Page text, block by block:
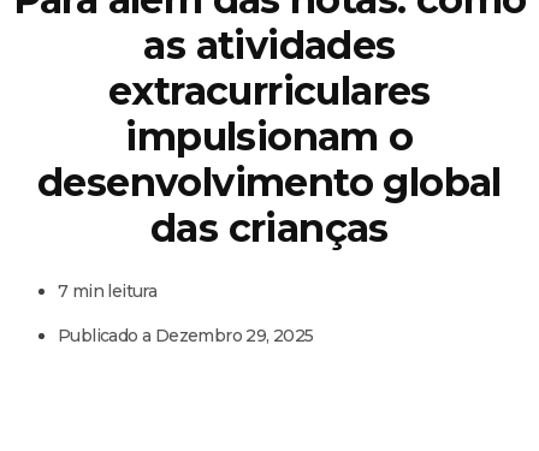
as atividades
extracurriculares
impulsionam o
desenvolvimento global
das crianças
7 min leitura
Publicado a Dezembro 29, 2025